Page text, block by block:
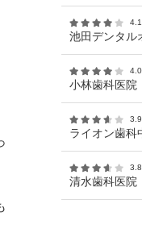
池田デンタル
小林歯科医院
ライオン歯科
清水歯科医院